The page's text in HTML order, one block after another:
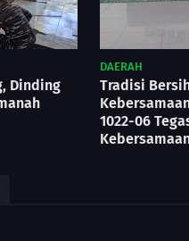
Dinding
DAERAH
Tradisi
1022-06